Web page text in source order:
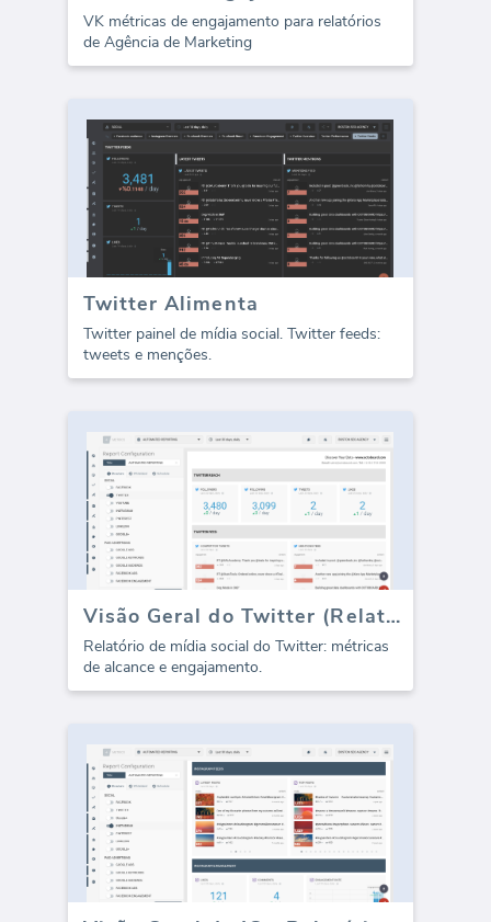
VK métricas de engajamento para relatórios
de Agência de Marketing
Twitter Alimenta
Twitter painel de mídia social. Twitter feeds:
tweets e menções.
Visão Geral do Twitter (Relatório)
Relatório de mídia social do Twitter: métricas
de alcance e engajamento.